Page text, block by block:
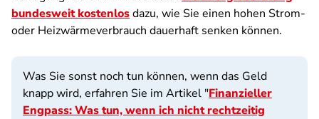
bundesweit kostenlosdazu, wie Sie einen hohen Strom-
oder Heizwärmeverbrauch dauerhaft senken können.
Was Sie sonst noch tun können, wenn das Geld
knapp wird, erfahren Sie im Artikel "Finanzieller
Engpass: Was tun, wenn ich nicht rechtzeitig